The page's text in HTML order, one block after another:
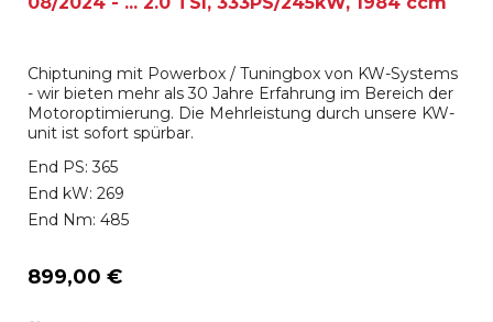
Chiptuning mit Powerbox / Tuningbox von KW-Systems
- wir bieten mehr als 30 Jahre Erfahrung im Bereich der
Motoroptimierung. Die Mehrleistung durch unsere KW-
unit ist sofort spürbar.
End PS: 365
End kW: 269
End Nm: 485
899,00 €